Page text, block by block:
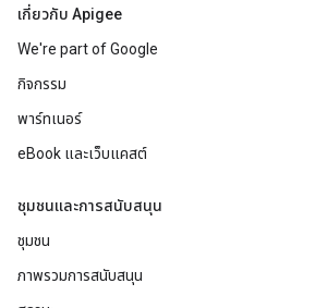
เกี่ยวกับ Apigee
We're part of Google
กิจกรรม
พาร์ทเนอร์
eBook และเว็บแคสต์
ชุมชนและการสนับสนุน
ชุมชน
ภาพรวมการสนับสนุน